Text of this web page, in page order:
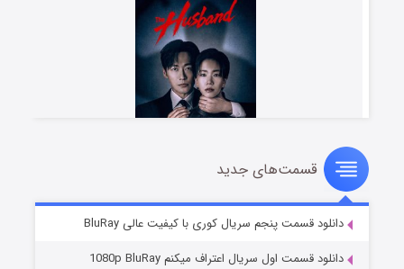
قسمت۸ (زیرنویس) منتشر شد
قسمت‌های جدید
دانلود قسمت پنجم سریال کوری با کیفیت عالی BluRay
دانلود قسمت اول سریال اعتراف میکنم 1080p BluRay